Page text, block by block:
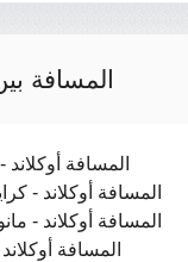
المسافة
المسافة أوكلاند
المسافة أوكلاند -
المسافة أوكلاند -
المسافة